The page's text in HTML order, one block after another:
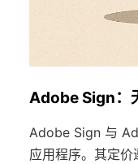
Adobe Sign：
Adobe Sign 与
应用程序。其定